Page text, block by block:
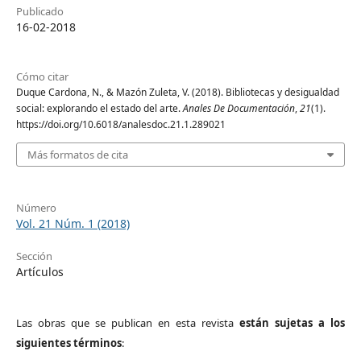
Publicado
16-02-2018
Cómo citar
Duque Cardona, N., & Mazón Zuleta, V. (2018). Bibliotecas y desigualdad
social: explorando el estado del arte.Anales De Documentación,21(1).
https://doi.org/10.6018/analesdoc.21.1.289021
Más formatos de cita
Número
Vol. 21 Núm. 1 (2018)
Sección
Artículos
Las obras que se publican en esta revista están sujetas a los
siguientes términos: